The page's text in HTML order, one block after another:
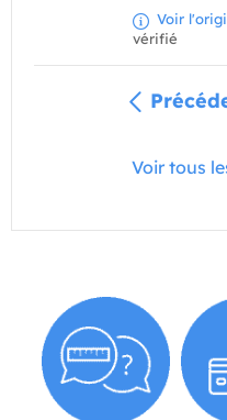
Voir
vérifié
Voir tous